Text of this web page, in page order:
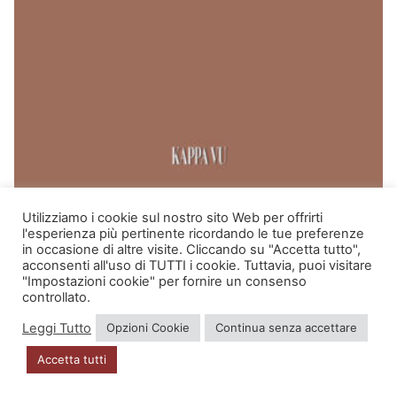
AURELIO VENUTI
LA DIVINE COMEDIE
45,00€Il
prezzo
originale
45,00 €.
40,00€Il
prezzo
è:
40,00 €.
Aggiungi al carrello
Utilizziamo i cookie sul nostro sito Web per offrirti
l'esperienza più pertinente ricordando le tue preferenze
in occasione di altre visite. Cliccando su "Accetta tutto",
acconsenti all'uso di TUTTI i cookie. Tuttavia, puoi visitare
"Impostazioni cookie" per fornire un consenso
controllato.
Leggi Tutto
Opzioni Cookie Continua senza accettare
Accetta tutti